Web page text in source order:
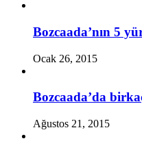
Bozcaada’nın 5
Ocak 26, 2015
Bozcaada’da
Ağustos 21, 2015